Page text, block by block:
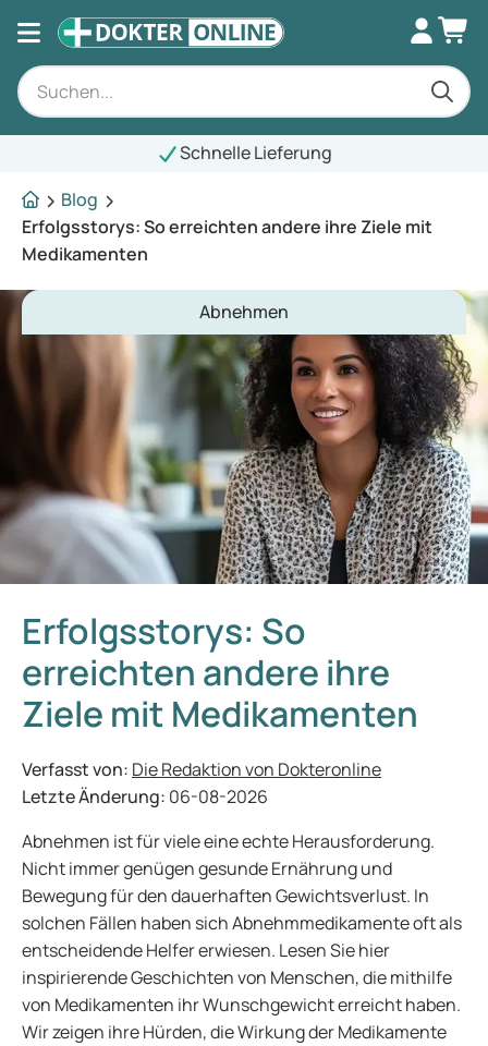
Schnelle Lieferung
Blog
Erfolgsstorys: So erreichten andere ihre Ziele mit
Medikamenten
Abnehmen
Erfolgsstorys: So
erreichten andere ihre
Ziele mit Medikamenten
Verfasst von: Die Redaktion von Dokteronline
Letzte Änderung: 06-08-2026
Abnehmen ist für viele eine echte Herausforderung.
Nicht immer genügen gesunde Ernährung und
Bewegung für den dauerhaften Gewichtsverlust. In
solchen Fällen haben sich Abnehmmedikamente oft als
entscheidende Helfer erwiesen. Lesen Sie hier
inspirierende Geschichten von Menschen, die mithilfe
von Medikamenten ihr Wunschgewicht erreicht haben.
Wir zeigen ihre Hürden, die Wirkung der Medikamente